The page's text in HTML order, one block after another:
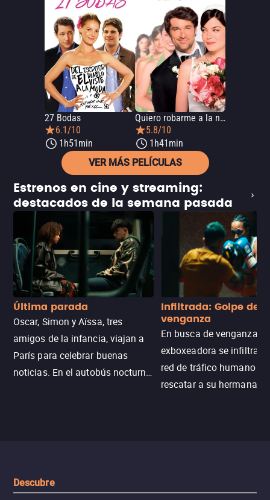
27 Bodas
6.1/10
1h51min
Quiero robarme a la novia
5.8/10
1h41min
VER MÁS PELÍCULAS
Estrenos en cine y streaming:
destacados de la semana pasada
Última parada
Oscar, Simon y Aïssa, tres
amigos de la infancia, viajan a
París para celebrar buenas
noticias. En el autobús nocturno
Infiltrada: Golpe de
venganza
En busca de venganza,
exboxeadora se infiltra
red de tráfico humano
rescatar a su hermana
Descubre